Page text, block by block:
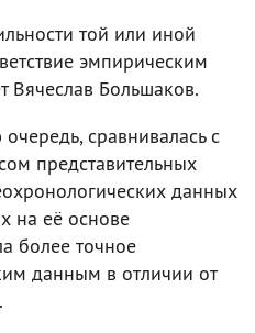
той или иной
эмпирическим
Вячеслав Большаков.
сравнивалась с
представительных
данных
на её основе
более точное
данным в отличии от